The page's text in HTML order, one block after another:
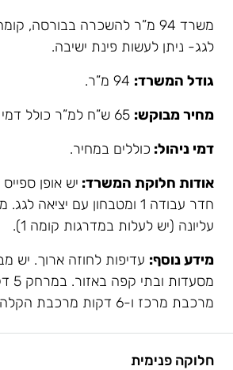
משרד 94 מ”ר להשכרה בבורסה,
לגג- ניתן לעשות פינת ישיבה.
גודל המשרד:
מחיר מבוקש:
דמי ניהול: כוללים במחיר.
אודות חלוקת המשרד:
חדר עבודה 1 ומטבחון עם
עליונה (יש לעלות במדרגות קומה 1).
מידע נוסף: עדיפות לחוזה ארוך. יש
מרכבת מרכז ו-6 דקות מרכבת הקלה.
חלוקה פנימית